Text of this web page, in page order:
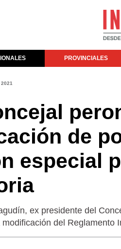
PROVINCIALES
de
especial
ex presidente del
del Reglamento